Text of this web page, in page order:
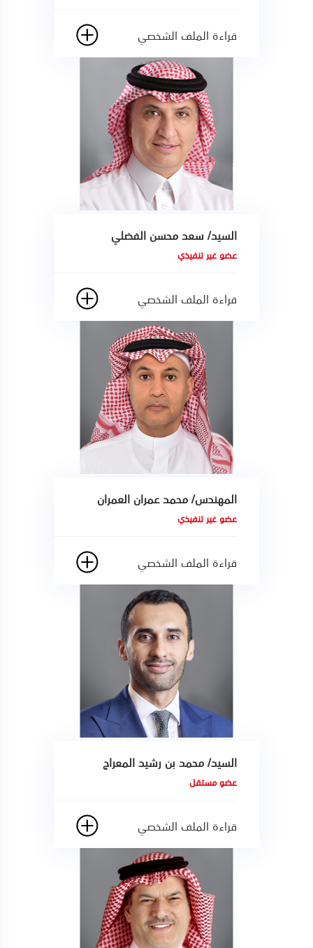
قراءة الملف الشخصي
السيد/ سعد محسن الفضلي
عضو غير تنفيذي
قراءة الملف الشخصي
المهندس/ محمد عمران العمران
عضو غير تنفيذي
قراءة الملف الشخصي
السيد/ محمد بن رشيد المعراج
عضو مستقل
قراءة الملف الشخصي